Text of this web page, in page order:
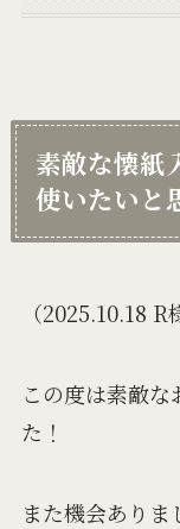
素敵な懐紙
使いたいと
（2025.10.18 R
この度は素敵
た！
また機会あり